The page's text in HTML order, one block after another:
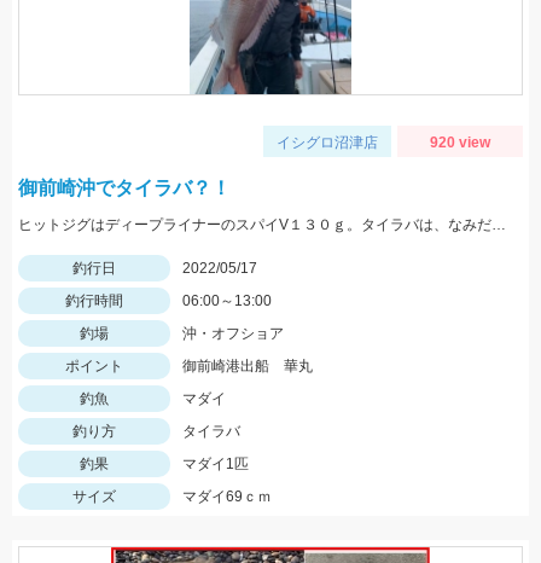
イシグロ沼津店 920 view
御前崎沖でタイラバ？！
ヒットジグはディープライナーのスパイV１３０ｇ。タイラバは、なみだまＴＧ８０ｇやビンビン玉１００ｇ等を使用
釣行日
2022/05/17
釣行時間
06:00～13:00
釣場
沖・オフショア
ポイント
御前崎港出船 華丸
釣魚
マダイ
釣り方
タイラバ
釣果
マダイ1匹
サイズ
マダイ69ｃｍ